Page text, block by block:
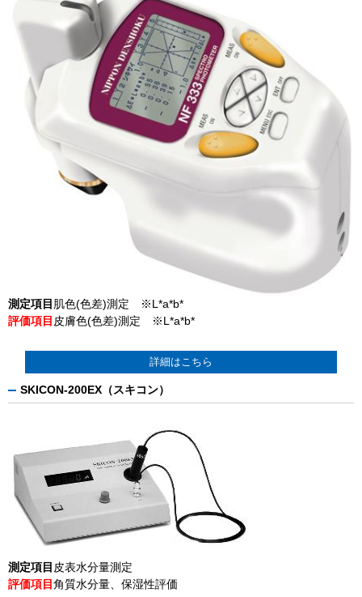
測定項目 肌色(色差)測定 ※L*a*b*
評価項目 皮膚色(色差)測定 ※L*a*b*
詳細はこちら
SKICON-200EX（スキコン）
測定項目 皮表水分量測定
評価項目角質水分量、保湿性評価